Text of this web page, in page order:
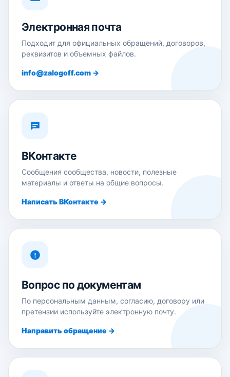
Электронная почта
Подходит для официальных обращений, договоров,
реквизитов и объемных файлов.
info@zalogoff.com →
ВКонтакте
Сообщения сообщества, новости, полезные
материалы и ответы на общие вопросы.
Написать ВКонтакте →
Вопрос по документам
По персональным данным, согласию, договору или
претензии используйте электронную почту.
Направить обращение →